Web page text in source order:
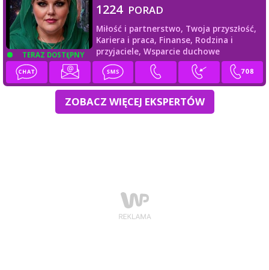
TERAZ DOSTĘPNY
1224 PORAD
Miłość i partnerstwo, Twoja przyszłość,
Kariera i praca, Finanse, Rodzina i
przyjaciele, Wsparcie duchowe
ZOBACZ WIĘCEJ EKSPERTÓW